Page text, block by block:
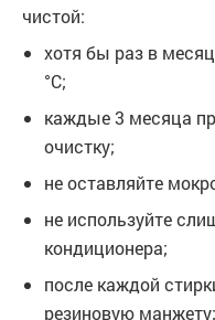
чистой:
хотя бы раз в
°C;
каждые 3 месяца
очистку;
не оставляйте
не используйте
кондиционера;
после каждой
резиновую манжету;